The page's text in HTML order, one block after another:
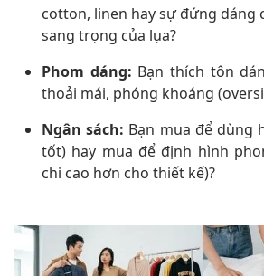
cotton, linen hay sự đứng dáng
sang trọng của lụa?
Phom dáng: Bạn thích tôn
thoải mái, phóng khoáng
Ngân sách: Bạn mua để dùng
tốt) hay mua để định hình
chi cao hơn cho thiết kế)?